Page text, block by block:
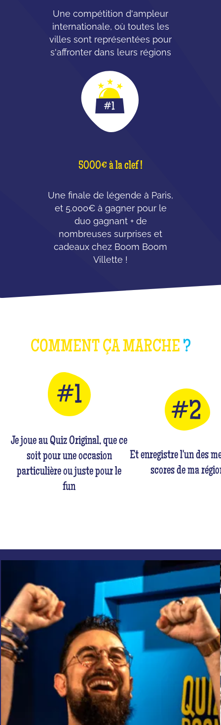
Une compétition d'ampleur
internationale, où toutes les
villes sont représentées pour
s'affronter dans leurs régions
5000€ à la clef !
Une finale de légende à Paris,
et 5.000€ à gagner pour le
duo gagnant + de
nombreuses surprises et
cadeaux chez Boom Boom
Villette !
COMMENT ÇA MARCHE ?
Je joue au Quiz Original, que ce
soit pour une occasion
particulière ou juste pour le
fun
Et enregistre l'un des
scores de ma